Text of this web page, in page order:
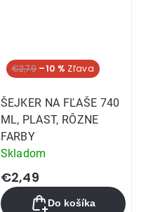
€2,79 –10 %
ŠEJKER NA FĽAŠE 740
ML, PLAST, RÔZNE
FARBY
Skladom
€2,49
Do košíka